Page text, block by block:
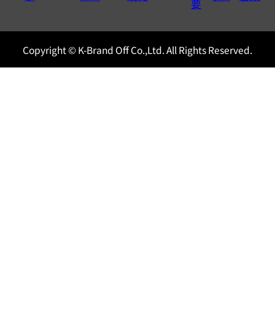
0120604117
要
Copyright © K-Brand Off Co.,Ltd. All Rights Reserved.